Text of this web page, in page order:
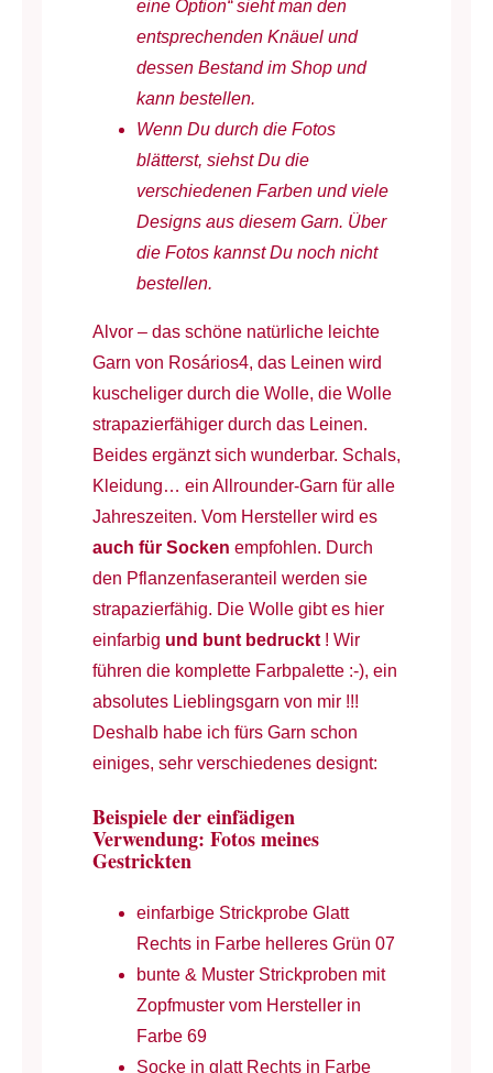
eine Option“ sieht man den
entsprechenden Knäuel und
dessen Bestand im Shop und
kann bestellen.
Wenn Du durch die Fotos
blätterst, siehst Du die
verschiedenen Farben und viele
Designs aus diesem Garn. Über
die Fotos kannst Du noch nicht
bestellen.
Alvor – das schöne natürliche leichte
Garn von Rosários4, das Leinen wird
kuscheliger durch die Wolle, die Wolle
strapazierfähiger durch das Leinen.
Beides ergänzt sich wunderbar. Schals,
Kleidung… ein Allrounder-Garn für alle
Jahreszeiten. Vom Hersteller wird es
auch für Socken empfohlen. Durch
den Pflanzenfaseranteil werden sie
strapazierfähig. Die Wolle gibt es hier
einfarbig und bunt bedruckt! Wir
führen die komplette Farbpalette :-), ein
absolutes Lieblingsgarn von mir !!!
Deshalb habe ich fürs Garn schon
einiges, sehr verschiedenes designt:
Beispiele der einfädigen
Verwendung: Fotos meines
Gestrickten
einfarbige Strickprobe Glatt
Rechts in Farbe helleres Grün 07
bunte & Muster Strickproben mit
Zopfmuster vom Hersteller in
Farbe 69
Socke in glatt Rechts in Farbe